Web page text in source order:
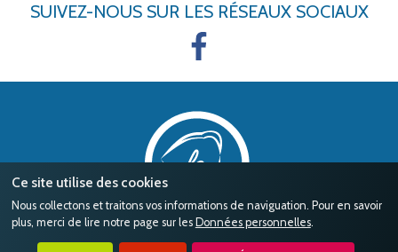
Ce site utilise des cookies
Nous collectons et traitons vos informations de naviguation. Pour en savoir
plus, merci de lire notre page sur les Données personnelles.
SUIVEZ-NOUS SUR LES RÉSEAUX SOCIAUX